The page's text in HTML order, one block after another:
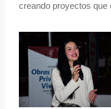
creando proyectos que